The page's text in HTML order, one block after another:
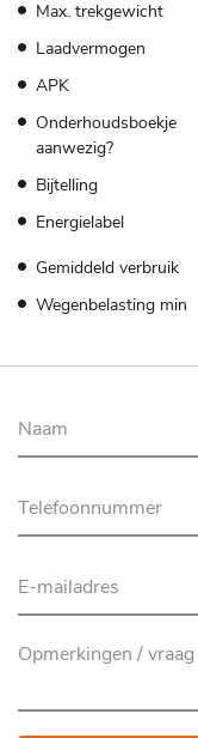
Max. trekgewicht
Laadvermogen
APK
Onderhoudsboekje
aanwezig?
Bijtelling
Energielabel
Gemiddeld verbruik
Wegenbelasting min